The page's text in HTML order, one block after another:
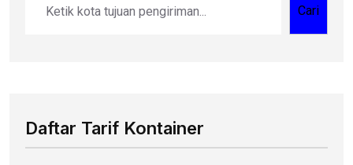
Cari
Daftar Tarif Kontainer